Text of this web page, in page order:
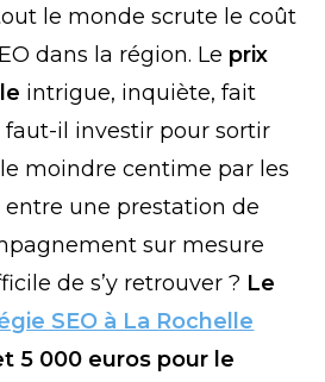
le monde scrute le coût
dans la région. Le prix
intrigue, inquiète, fait
faut-il investir pour sortir
moindre centime par les
entre une prestation de
sur mesure
de s’y retrouver ? Le
SEO à La Rochelle
5 000 euros pour le